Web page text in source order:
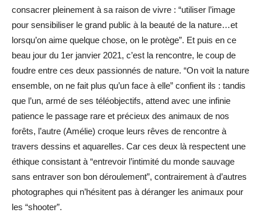
consacrer pleinement à sa raison de vivre : “utiliser l’image
pour sensibiliser le grand public à la beauté de la nature…et
lorsqu’on aime quelque chose, on le protège”. Et puis en ce
beau jour du 1er janvier 2021, c’est la rencontre, le coup de
foudre entre ces deux passionnés de nature. “On voit la nature
ensemble, on ne fait plus qu’un face à elle” confient ils : tandis
que l’un, armé de ses téléobjectifs, attend avec une infinie
patience le passage rare et précieux des animaux de nos
forêts, l’autre (Amélie) croque leurs rêves de rencontre à
travers dessins et aquarelles. Car ces deux là respectent une
éthique consistant à “entrevoir l’intimité du monde sauvage
sans entraver son bon déroulement”, contrairement à d’autres
photographes qui n’hésitent pas à déranger les animaux pour
les “shooter”.